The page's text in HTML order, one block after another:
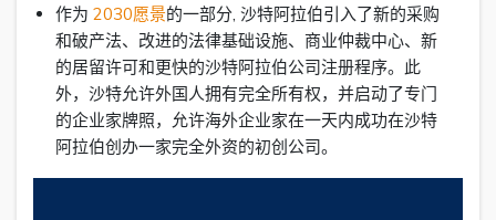
作为 2030愿景的一部分, 沙特阿拉伯引入了新的采购
和破产法、改进的法律基础设施、商业仲裁中心、新
的居留许可和更快的沙特阿拉伯公司注册程序。此
外，沙特允许外国人拥有完全所有权，并启动了专门
的企业家牌照，允许海外企业家在一天内成功在沙特
阿拉伯创办一家完全外资的初创公司。